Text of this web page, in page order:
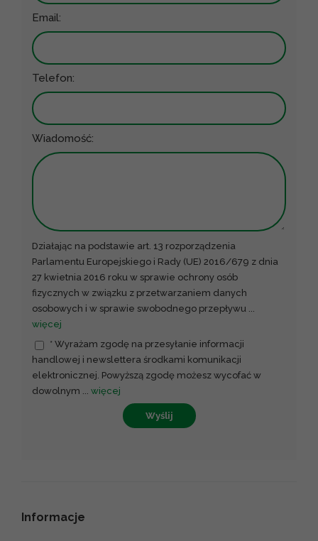
Email:
Telefon:
Wiadomość:
Działając na podstawie art. 13 rozporządzenia
Parlamentu Europejskiego i Rady (UE) 2016/679 z dnia
27 kwietnia 2016 roku w sprawie ochrony osób
fizycznych w związku z przetwarzaniem danych
osobowych i w sprawie swobodnego przepływu ...
więcej
* Wyrażam zgodę na przesyłanie informacji
handlowej i newslettera środkami komunikacji
elektronicznej. Powyższą zgodę możesz wycofać w
dowolnym ... więcej
Wyślij
Informacje